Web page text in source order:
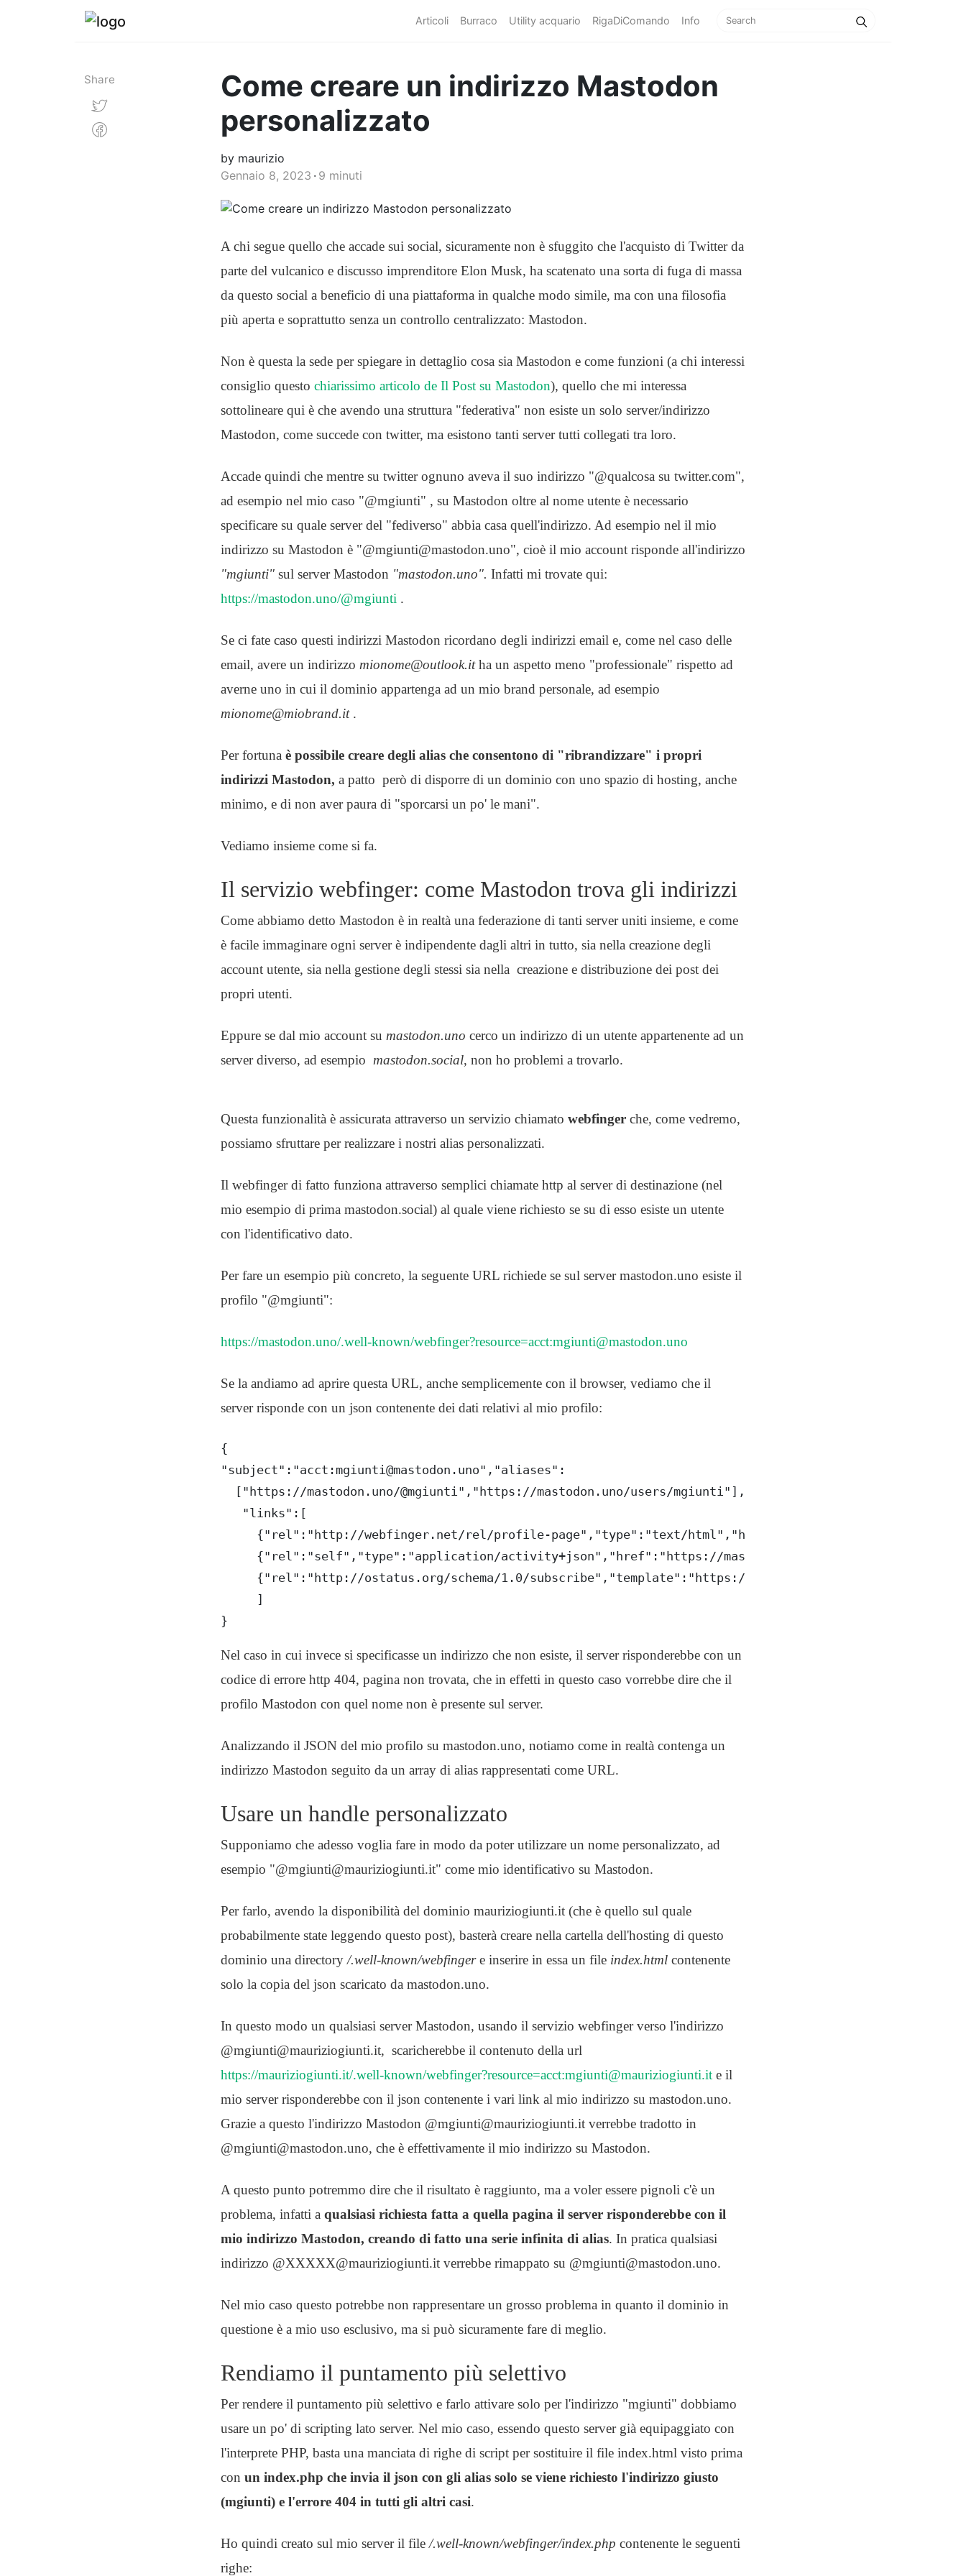
Articoli Burraco Utility acquario RigaDiComando Info
Share
Come creare un indirizzo Mastodon
personalizzato
by maurizio
Gennaio 8, 2023 9 minuti
A chi segue quello che accade sui social, sicuramente non è sfuggito che l'acquisto di Twitter da
parte del vulcanico e discusso imprenditore Elon Musk, ha scatenato una sorta di fuga di massa
da questo social a beneficio di una piattaforma in qualche modo simile, ma con una filosofia
più aperta e soprattutto senza un controllo centralizzato: Mastodon.
Non è questa la sede per spiegare in dettaglio cosa sia Mastodon e come funzioni (a chi interessi
consiglio questo chiarissimo articolo de Il Post su Mastodon), quello che mi interessa
sottolineare qui è che avendo una struttura "federativa" non esiste un solo server/indirizzo
Mastodon, come succede con twitter, ma esistono tanti server tutti collegati tra loro.
Accade quindi che mentre su twitter ognuno aveva il suo indirizzo "@qualcosa su twitter.com",
ad esempio nel mio caso "@mgiunti" , su Mastodon oltre al nome utente è necessario
specificare su quale server del "fediverso" abbia casa quell'indirizzo. Ad esempio nel il mio
indirizzo su Mastodon è "@mgiunti@mastodon.uno", cioè il mio account risponde all'indirizzo
"mgiunti" sul server Mastodon "mastodon.uno". Infatti mi trovate qui:
https://mastodon.uno/@mgiunti .
Se ci fate caso questi indirizzi Mastodon ricordano degli indirizzi email e, come nel caso delle
email, avere un indirizzo mionome@outlook.itha un aspetto meno "professionale" rispetto ad
averne uno in cui il dominio appartenga ad un mio brand personale, ad esempio
mionome@miobrand.it.
Per fortuna è possibile creare degli alias che consentono di "ribrandizzare" i propri
indirizzi Mastodon, a patto però di disporre di un dominio con uno spazio di hosting, anche
minimo, e di non aver paura di "sporcarsi un po' le mani".
Vediamo insieme come si fa.
Il servizio webfinger: come Mastodon trova gli indirizzi
Come abbiamo detto Mastodon è in realtà una federazione di tanti server uniti insieme, e come
è facile immaginare ogni server è indipendente dagli altri in tutto, sia nella creazione degli
account utente, sia nella gestione degli stessi sia nella creazione e distribuzione dei post dei
propri utenti.
Eppure se dal mio account su mastodon.uno cerco un indirizzo di un utente appartenente ad un
server diverso, ad esempio mastodon.social, non ho problemi a trovarlo.
Questa funzionalità è assicurata attraverso un servizio chiamato webfinger che, come vedremo,
possiamo sfruttare per realizzare i nostri alias personalizzati.
Il webfinger di fatto funziona attraverso semplici chiamate http al server di destinazione (nel
mio esempio di prima mastodon.social) al quale viene richiesto se su di esso esiste un utente
con l'identificativo dato.
Per fare un esempio più concreto, la seguente URL richiede se sul server mastodon.uno esiste il
profilo "@mgiunti":
https://mastodon.uno/.well-known/webfinger?resource=acct:mgiunti@mastodon.uno
Se la andiamo ad aprire questa URL, anche semplicemente con il browser, vediamo che il
server risponde con un json contenente dei dati relativi al mio profilo:
{
"subject":"acct:mgiunti@mastodon.uno","aliases":
["https://mastodon.uno/@mgiunti","https://mastodon.uno/users/mgiunti"],
"links":[
{"rel":"http://webfinger.net/rel/profile-page","type":"text/html","href":"https://mastodon.uno/
{"rel":"self","type":"application/activity+json","href":"https://mastodon.uno/users/mgiunti"},
{"rel":"http://ostatus.org/schema/1.0/subscribe","template":"https://mastodon.uno/
]
}
Nel caso in cui invece si specificasse un indirizzo che non esiste, il server risponderebbe con un
codice di errore http 404, pagina non trovata, che in effetti in questo caso vorrebbe dire che il
profilo Mastodon con quel nome non è presente sul server.
Analizzando il JSON del mio profilo su mastodon.uno, notiamo come in realtà contenga un
indirizzo Mastodon seguito da un array di alias rappresentati come URL.
Usare un handle personalizzato
Supponiamo che adesso voglia fare in modo da poter utilizzare un nome personalizzato, ad
esempio "@mgiunti@mauriziogiunti.it" come mio identificativo su Mastodon.
Per farlo, avendo la disponibilità del dominio mauriziogiunti.it (che è quello sul quale
probabilmente state leggendo questo post), basterà creare nella cartella dell'hosting di questo
dominio una directory/.well-known/webfingere inserire in essa un file index.html contenente
solo la copia del json scaricato da mastodon.uno.
In questo modo un qualsiasi server Mastodon, usando il servizio webfinger verso l'indirizzo
@mgiunti@mauriziogiunti.it, scaricherebbe il contenuto della url
https://mauriziogiunti.it/.well-known/webfinger?resource=acct:mgiunti@mauriziogiunti.it e il
mio server risponderebbe con il json contenente i vari link al mio indirizzo su mastodon.uno.
Grazie a questo l'indirizzo Mastodon @mgiunti@mauriziogiunti.it verrebbe tradotto in
@mgiunti@mastodon.uno, che è effettivamente il mio indirizzo su Mastodon.
A questo punto potremmo dire che il risultato è raggiunto, ma a voler essere pignoli c'è un
problema, infatti a qualsiasi richiesta fatta a quella pagina il server risponderebbe con il
mio indirizzo Mastodon, creando di fatto una serie infinita di alias. In pratica qualsiasi
indirizzo @XXXXX@mauriziogiunti.it verrebbe rimappato su @mgiunti@mastodon.uno.
Nel mio caso questo potrebbe non rappresentare un grosso problema in quanto il dominio in
questione è a mio uso esclusivo, ma si può sicuramente fare di meglio.
Rendiamo il puntamento più selettivo
Per rendere il puntamento più selettivo e farlo attivare solo per l'indirizzo "mgiunti" dobbiamo
usare un po' di scripting lato server. Nel mio caso, essendo questo server già equipaggiato con
l'interprete PHP, basta una manciata di righe di script per sostituire il file index.html visto prima
con un index.php che invia il json con gli alias solo se viene richiesto l'indirizzo giusto
(mgiunti) e l'errore 404 in tutti gli altri casi.
Ho quindi creato sul mio server il file/.well-known/webfinger/index.php contenente le seguenti
righe: